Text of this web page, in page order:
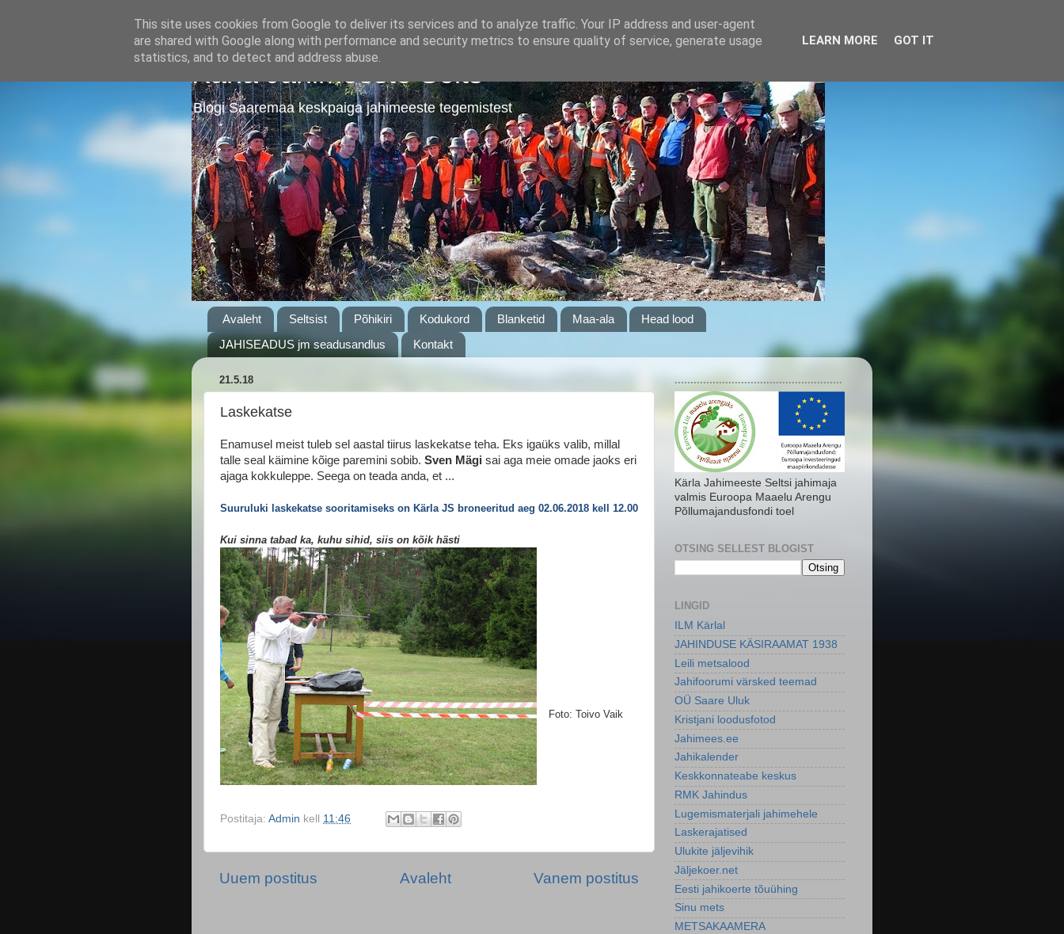
Kärla Jahimeeste Selts
Blogi Saaremaa keskpaiga jahimeeste tegemistest
Avaleht Seltsist Põhikiri Kodukord Blanketid Maa-ala
Head lood
JAHISEADUS jm seadusandlus
Kontakt
21.5.18
Laskekatse
Enamusel meist tuleb sel aastal tiirus laskekatse teha. Eks igaüks valib, millal
talle seal käimine kõige paremini sobib. Sven Mägi sai aga meie omade jaoks eri
ajaga kokkuleppe. Seega on teada anda, et ...
Suuruluki laskekatse sooritamiseks on Kärla JS broneeritud aeg 02.06.2018 kell 12.00
Kui sinna tabad ka, kuhu sihid, siis on kõik hästi
Foto: Toivo Vaik
Postitaja: Admin kell 11:46
Uuem postitus Vanem postitus
Avaleht
.....................................................
Kärla Jahimeeste Seltsi jahimaja
valmis Euroopa Maaelu Arengu
Põllumajandusfondi toel
OTSING SELLEST BLOGIST
LINGID
ILM Kärlal
JAHINDUSE KÄSIRAAMAT 1938
Leili metsalood
Jahifoorumi värsked teemad
OÜ Saare Uluk
Kristjani loodusfotod
Jahimees.ee
Jahikalender
Keskkonnateabe keskus
RMK Jahindus
Lugemismaterjali jahimehele
Laskerajatised
Ulukite jäljevihik
Jäljekoer.net
Eesti jahikoerte tõuühing
Sinu mets
METSAKAAMERA
This site uses cookies from Google to deliver its services and to analyze traffic. Your IP address and user-agent
are shared with Google along with performance and security metrics to ensure quality of service, generate usage
statistics, and to detect and address abuse.
LEARN MORE GOT IT